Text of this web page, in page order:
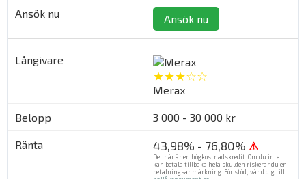
Ansök nu
★★★☆☆
Merax
3 000 - 30 000 kr
43,98% - 76,80% ⚠
Det här är en högkostnadskredit. Om du inte
kan betala tillbaka hela skulden riskerar du en
betalningsanmärkning. För stöd, vänd dig till